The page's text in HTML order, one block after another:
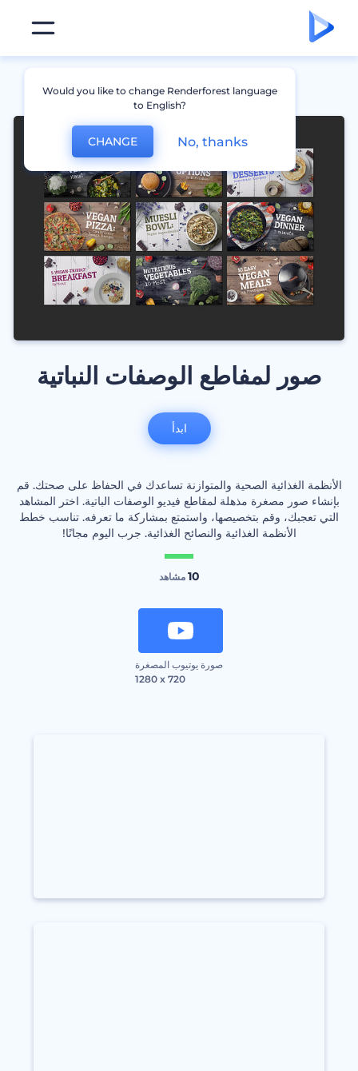
صور لمفاطع الوصفات النباتية
الأنظمة الغذائية الصحية والمتوازنة تساعدك في الحفاظ على صحتك. قم
بإنشاء صور مصغرة مذهلة لمقاطع فيديو الوصفات الباتية. اختر المشاهد
التي تعجبك، وقم بتخصيصها، واستمتع بمشاركة ما تعرفه. تناسب خطط
الأنظمة الغذائية والنصائح الغذائية. جرب اليوم مجانًا!
10 مشاهد
صورة يوتيوب المصغرة
1280 x 720
ابدأ
Would you like to change Renderforest language
to English?
CHANGE No, thanks